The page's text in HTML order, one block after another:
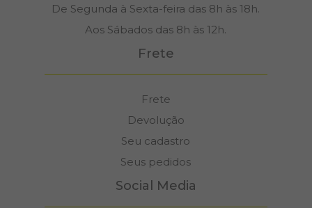
De Segunda à Sexta-feira das 8h às 18h.
Aos Sábados das 8h às 12h.
Frete
Frete
Devolução
Seu cadastro
Seus pedidos
Social Media